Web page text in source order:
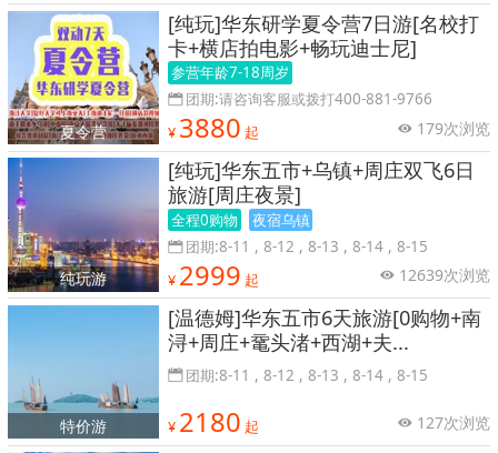
夏令营
[纯玩]华东研学夏令营7日游[名校打
卡+横店拍电影+畅玩迪士尼]
参营年龄7-18周岁
团期:请咨询客服或拨打400-881-9766
¥ 3880 起 179次浏览
纯玩游
[纯玩]华东五市+乌镇+周庄双飞6日
旅游[周庄夜景]
全程0购物
夜宿乌镇
团期:8-11 , 8-12 , 8-13 , 8-14 , 8-15
¥ 2999 起 12639次浏览
特价游
[温德姆]华东五市6天旅游[0购物+南
浔+周庄+鼋头渚+西湖+夫...
团期:8-11 , 8-12 , 8-13 , 8-14 , 8-15
¥ 2180 起 127次浏览